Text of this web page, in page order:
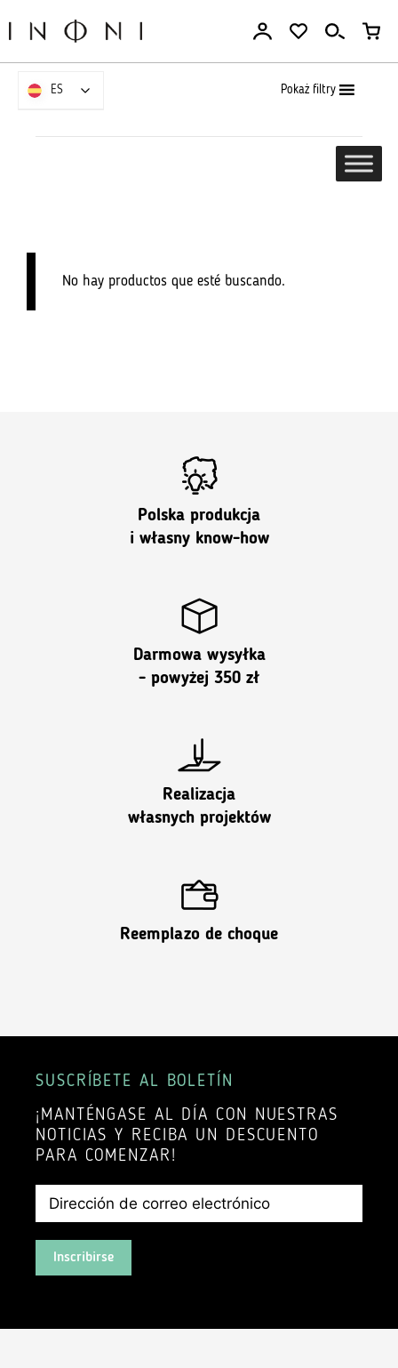
Pokaż filtry
No hay productos que esté buscando.
Polska produkcja
i własny know-how
Darmowa wysyłka
- powyżej 350 zł
Realizacja
własnych projektów
Reemplazo de choque
SUSCRÍBETE AL BOLETÍN
¡MANTÉNGASE AL DÍA CON NUESTRAS
NOTICIAS Y RECIBA UN DESCUENTO
PARA COMENZAR!
Inscribirse
ES
ES